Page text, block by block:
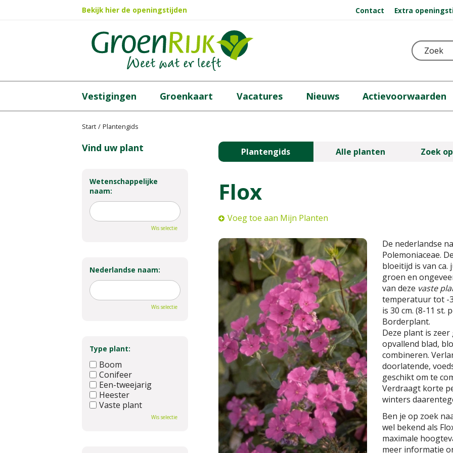
Start Plantengids
Bekijk hier de openingstijden Contact Extra
Vestigingen Groenkaart Vacatures Nieuws Actievoorwaarden
Plantengids Alle planten Zoek
Flox
Voeg toe aan Mijn Planten
De nederlandse
Polemoniaceae.
bloeitijd is van
groen en
van deze vaste
temperatuur tot -
is 30 cm. (8-11 st.
Borderplant.
Deze plant is
opvallend blad,
combineren.
doorlatende,
geschikt om te
Verdraagt korte
winters
Ben je op zoek
wel bekend als
maximale
meer informatie
Vind uw plant
Wetenschappelijke
naam:
Wis selectie
Nederlandse naam:
Wis selectie
Type plant:
Boom
Conifeer
Een-tweejarig
Heester
Vaste plant
Wis selectie